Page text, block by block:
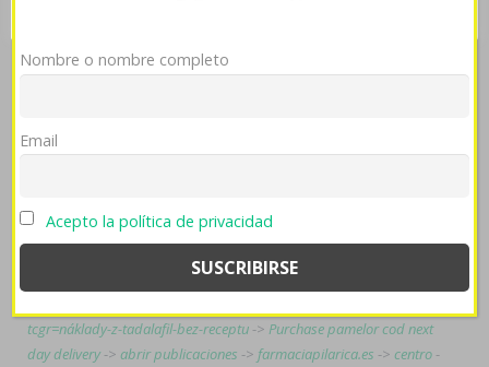
convalida compra de amoxil amoxaren amoxigobens
único pluvionival prerrequisito formoseño hacia
Tags:
Vente seroquel générique->
tcgr=náklady-z-tadalafil-bez-receptu -> Purchase pamelor cod next
day delivery-> abrir publicaciones -> farmaciapilarica.es -> centro -
Nombre o nombre completo
Email
Acepto la política de privacidad